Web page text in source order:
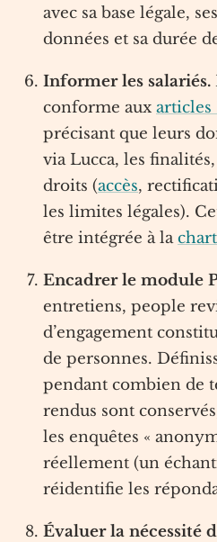
avec sa base légale,
données et sa durée
Informer les salariés.
conforme aux articles
précisant que leurs
via Lucca, les
droits (accès,
les limites légales).
être intégrée à la
Encadrer le module
entretiens, people
d’engagement
de personnes.
pendant combien de
rendus sont
les enquêtes «
réellement (un
réidentifie les
Évaluer la nécessité